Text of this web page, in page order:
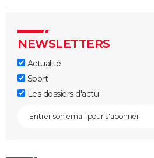
NEWSLETTERS
Actualité
Sport
Les dossiers d'actu